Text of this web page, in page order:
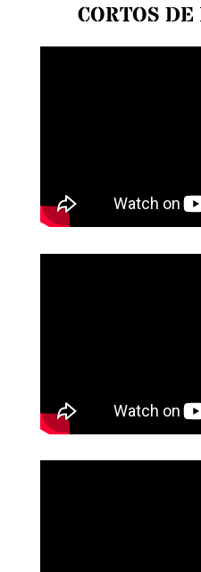
CORTOS